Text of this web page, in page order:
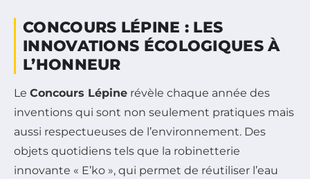
CONCOURS LÉPINE : LES
INNOVATIONS ÉCOLOGIQUES À
L’HONNEUR
Le Concours Lépine révèle chaque année des
inventions qui sont non seulement pratiques mais
aussi respectueuses de l’environnement. Des
objets quotidiens tels que la robinetterie
innovante « E’ko », qui permet de réutiliser l’eau